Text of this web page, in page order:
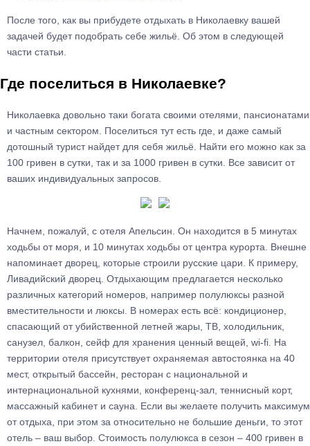
После того, как вы прибудете отдыхать в Николаевку вашей
задачей будет подобрать себе жильё. Об этом в следующей
части статьи.
Где поселиться в Николаевке?
Николаевка довольно таки богата своими отелями, пансионатами
и частным сектором. Поселиться тут есть где, и даже самый
дотошный турист найдет для себя жильё. Найти его можно как за
100 гривен в сутки, так и за 1000 гривен в сутки. Все зависит от
ваших индивидуальных запросов.
Начнем, пожалуй, с отеля Апельсин. Он находится в 5 минутах
ходьбы от моря, и 10 минутах ходьбы от центра курорта. Внешне
напоминает дворец, которые строили русские цари. К примеру,
Ливадийский дворец. Отдыхающим предлагается несколько
различных категорий номеров, например полулюксы разной
вместительности и люксы. В номерах есть всё: кондиционер,
спасающий от убийственной летней жары, ТВ, холодильник,
санузел, балкон, сейф для хранения ценный вещей, wi-fi. На
территории отеля присутствует охраняемая автостоянка на 40
мест, открытый бассейн, ресторан с национальной и
интернациональной кухнями, конференц-зал, теннисный корт,
массажный кабинет и сауна. Если вы желаете получить максимум
от отдыха, при этом за относительно не большие деньги, то этот
отель – ваш выбор. Стоимость полулюкса в сезон – 400 гривен в